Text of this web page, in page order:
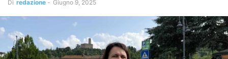
Di redazione - Giugno 9, 2025